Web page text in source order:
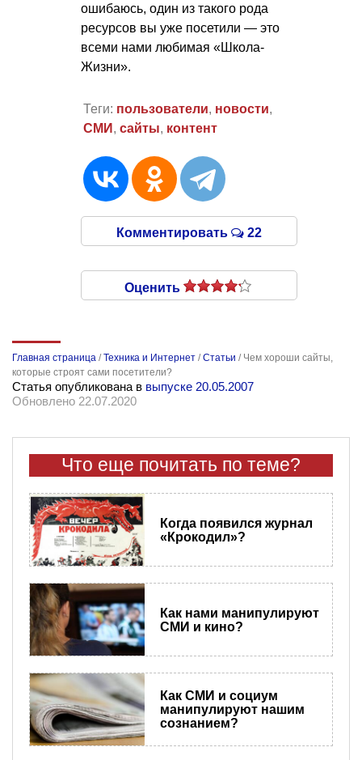
ошибаюсь, один из такого рода
ресурсов вы уже посетили — это
всеми нами любимая «Школа-
Жизни».
Теги: пользователи, новости,
СМИ , сайты, контент
Комментировать 22
Оценить
Главная страница /Техника и Интернет /Статьи / Чем хороши сайты,
которые строят сами посетители?
Статья опубликована в выпуске 20.05.2007
Обновлено 22.07.2020
Что еще почитать по теме?
Когда появился журнал
«Крокодил»?
Как нами манипулируют
СМИ и кино?
Как СМИ и социум
манипулируют нашим
сознанием?